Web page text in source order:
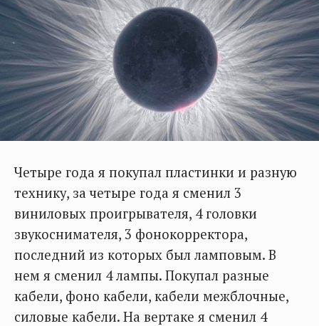
Четыре года я покупал пластинки и разную
технику, за четыре года я сменил 3
виниловых проигрывателя, 4 головки
звукоснимателя, 3 фонокорректора,
последний из которых был ламповым. В
нем я сменил 4 лампы. Покупал разные
кабели, фоно кабели, кабели межблочные,
силовые кабели. На вертаке я сменил 4